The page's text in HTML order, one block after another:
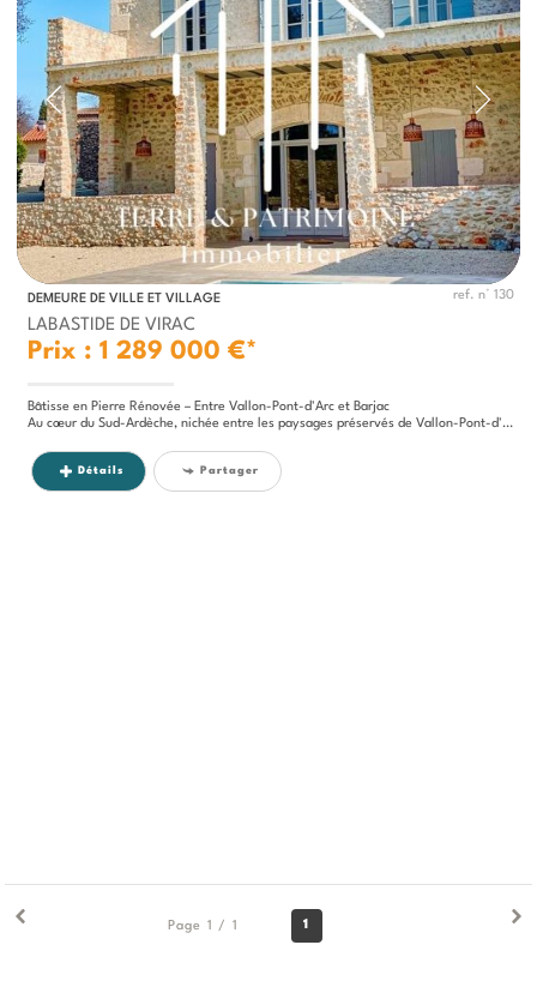
DEMEURE DE VILLE ET VILLAGE ref. n° 130
LABASTIDE DE VIRAC
Prix : 1 289 000 €*
Bâtisse en Pierre Rénovée – Entre Vallon-Pont-d'Arc et Barjac
Au cœur du Sud-Ardèche, nichée entre les paysages préservés de Vallon-Pont-d'Arc et le charme historique de la cité...
Détails Partager
Page 1 / 1 1